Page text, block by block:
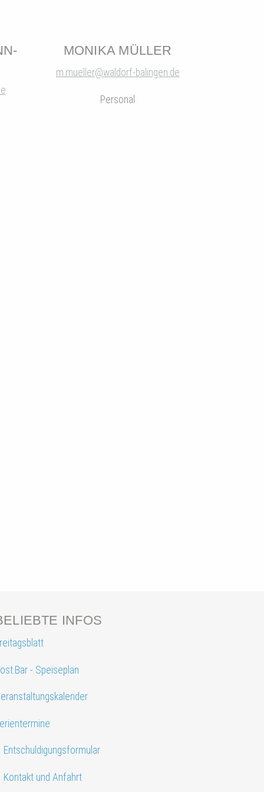
MONIKA MÜLLER
m.mueller@waldorf-balingen.de
Personal
INFOS
- Speiseplan
Entschuldigungsformular
Kontakt und Anfahrt